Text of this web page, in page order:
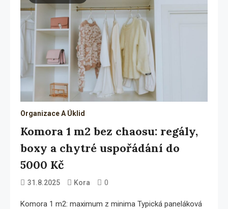
Organizace A Úklid
Komora 1 m2 bez chaosu: regály,
boxy a chytré uspořádání do
5000 Kč
31.8.2025 Kora 0
Komora 1 m2: maximum z minima Typická paneláková